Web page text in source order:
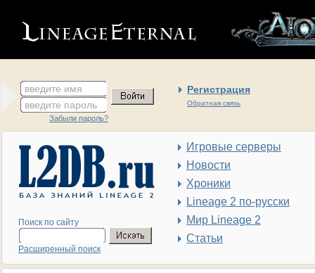
введите имя Регистрация
Обратная связь
введите пароль
Забыли пароль?
Поиск по сайту
Расширенный поиск
Игровые серверы
Новости
Хроники
Lineage 2 по-русски
Мир Lineage 2
Статьи